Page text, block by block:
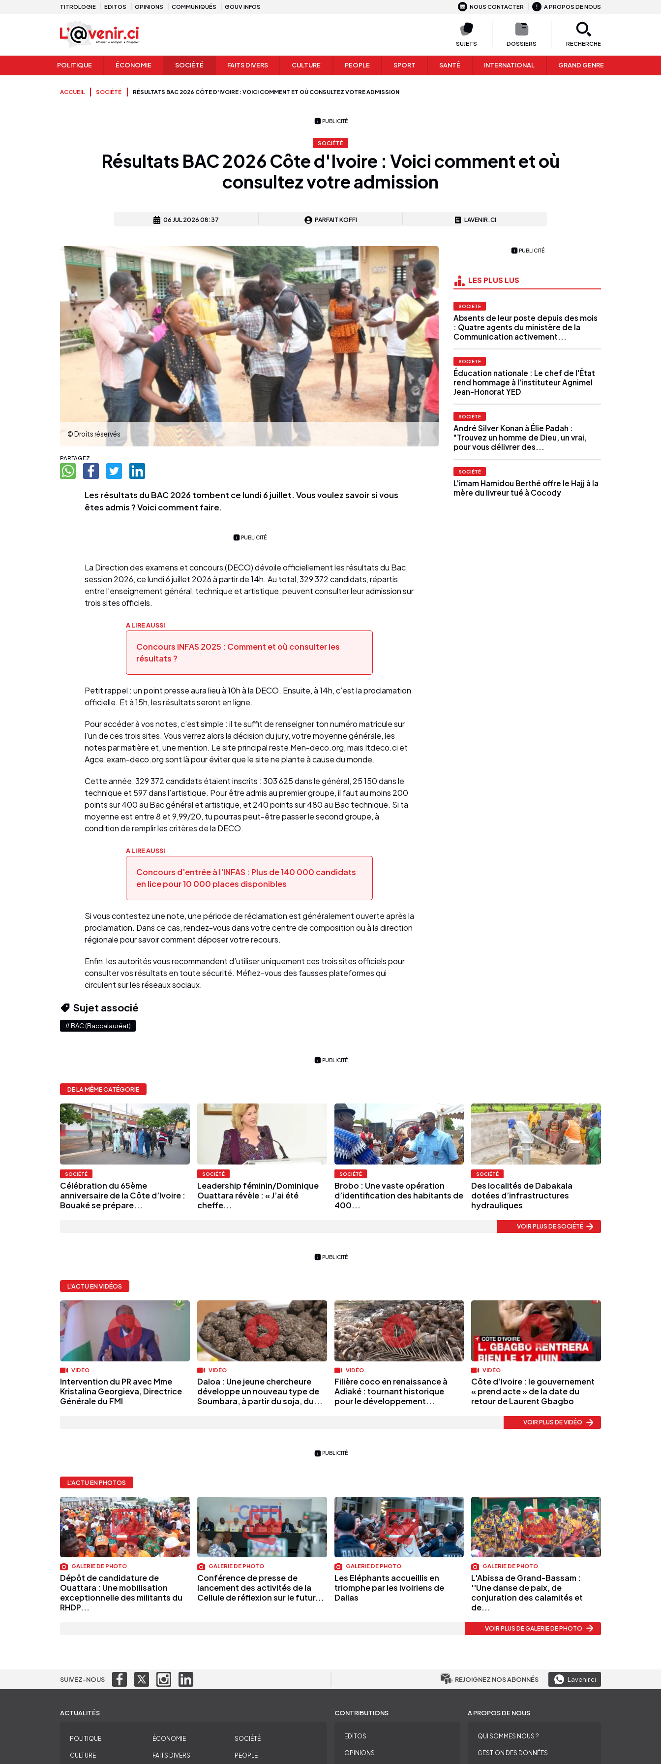
TITROLOGIE EDITOS OPINIONS COMMUNIQUÉS GOUV INFOS NOUS CONTACTER A PROPOS DE NOUS
SUJETS DOSSIERS RECHERCHE
POLITIQUE ÉCONOMIE SOCIÉTÉ FAITS DIVERS CULTURE PEOPLE SPORT SANTÉ INTERNATIONAL GRAND GENRE
ACCUEIL SOCIÉTÉ RÉSULTATS BAC 2026 CÔTE D'IVOIRE : VOICI COMMENT ET OÙ CONSULTEZ VOTRE ADMISSION
PUBLICITÉ
SOCIÉTÉ
Résultats BAC 2026 Côte d'Ivoire : Voici comment et où
consultez votre admission
06 JUL 2026 08:37 PARFAIT KOFFI LAVENIR.CI
© Droits réservés
PARTAGEZ
Les résultats du BAC 2026 tombent ce lundi 6 juillet. Vous voulez savoir si vous
êtes admis ? Voici comment faire.
PUBLICITÉ
La Direction des examens et concours (DECO) dévoile officiellement les résultats du Bac,
session 2026, ce lundi 6 juillet 2026 à partir de 14h. Au total, 329 372 candidats, répartis
entre l’enseignement général, technique et artistique, peuvent consulter leur admission sur
trois sites officiels.
A LIRE AUSSI
Concours INFAS 2025 : Comment et où consulter les
résultats ?
Petit rappel : un point presse aura lieu à 10h à la DECO. Ensuite, à 14h, c’est la proclamation
officielle. Et à 15h, les résultats seront en ligne.
Pour accéder à vos notes, c’est simple : il te suffit de renseigner ton numéro matricule sur
l’un de ces trois sites. Vous verrez alors la décision du jury, votre moyenne générale, les
notes par matière et, une mention. Le site principal reste Men-deco.org, mais Itdeco.ci et
Agce.exam-deco.org sont là pour éviter que le site ne plante à cause du monde.
Cette année, 329 372 candidats étaient inscrits : 303 625 dans le général, 25 150 dans le
technique et 597 dans l’artistique. Pour être admis au premier groupe, il faut au moins 200
points sur 400 au Bac général et artistique, et 240 points sur 480 au Bac technique. Si ta
moyenne est entre 8 et 9,99/20, tu pourras peut-être passer le second groupe, à
condition de remplir les critères de la DECO.
A LIRE AUSSI
Concours d'entrée à l'INFAS : Plus de 140 000 candidats
en lice pour 10 000 places disponibles
Si vous contestez une note, une période de réclamation est généralement ouverte après la
proclamation. Dans ce cas, rendez-vous dans votre centre de composition ou à la direction
régionale pour savoir comment déposer votre recours.
Enfin, les autorités vous recommandent d’utiliser uniquement ces trois sites officiels pour
consulter vos résultats en toute sécurité. Méfiez-vous des fausses plateformes qui
circulent sur les réseaux sociaux.
Sujet associé
# BAC (Baccalauréat)
PUBLICITÉ
LES PLUS LUS
SOCIÉTÉ
Absents de leur poste depuis des mois
: Quatre agents du ministère de la
Communication activement...
SOCIÉTÉ
Éducation nationale : Le chef de l'État
rend hommage à l'instituteur Agnimel
Jean-Honorat YED
SOCIÉTÉ
André Silver Konan à Élie Padah :
"Trouvez un homme de Dieu, un vrai,
pour vous délivrer des...
SOCIÉTÉ
L'imam Hamidou Berthé offre le Hajj à la
mère du livreur tué à Cocody
PUBLICITÉ
DE LA MÊME CATÉGORIE
SOCIÉTÉ
Célébration du 65ème
anniversaire de la Côte d’Ivoire :
Bouaké se prépare...
SOCIÉTÉ
Leadership féminin/Dominique
Ouattara révèle : « J’ai été
cheffe...
SOCIÉTÉ
Brobo : Une vaste opération
d’identification des habitants de
400...
SOCIÉTÉ
Des localités de Dabakala
dotées d’infrastructures
hydrauliques
VOIR PLUS DE SOCIÉTÉ
PUBLICITÉ
L'ACTU EN VIDÉOS
VIDÉO
Intervention du PR avec Mme
Kristalina Georgieva, Directrice
Générale du FMI
VIDÉO
Daloa : Une jeune chercheure
développe un nouveau type de
Soumbara, à partir du soja, du...
VIDÉO
Filière coco en renaissance à
Adiaké : tournant historique
pour le développement...
VIDÉO
Côte d’Ivoire : le gouvernement
« prend acte » de la date du
retour de Laurent Gbagbo
VOIR PLUS DE VIDÉO
PUBLICITÉ
L'ACTU EN PHOTOS
GALERIE DE PHOTO
Dépôt de candidature de
Ouattara : Une mobilisation
exceptionnelle des militants du
RHDP...
GALERIE DE PHOTO
Conférence de presse de
lancement des activités de la
Cellule de réflexion sur le futur...
GALERIE DE PHOTO
Les Eléphants accueillis en
triomphe par les ivoiriens de
Dallas
GALERIE DE PHOTO
L'Abissa de Grand-Bassam :
''Une danse de paix, de
conjuration des calamités et
de...
VOIR PLUS DE GALERIE DE PHOTO
SUIVEZ-NOUS REJOIGNEZ NOS ABONNÉS Lavenir.ci
ACTUALITÉS
POLITIQUE ÉCONOMIE SOCIÉTÉ
CULTURE FAITS DIVERS PEOPLE
CONTRIBUTIONS
EDITOS
OPINIONS
A PROPOS DE NOUS
QUI SOMMES NOUS ?
GESTION DES DONNÉES